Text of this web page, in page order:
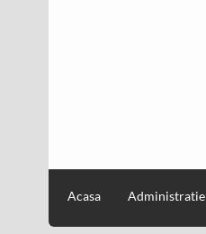
Acasa Administratie